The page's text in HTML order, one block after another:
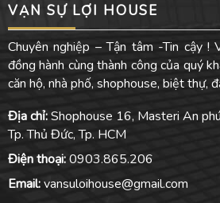
VẠN SỰ LỢI HOUSE
Chuyên nghiệp – Tận tâm -Tin cậy !
đồng hành cùng thành công của quý
căn hộ, nhà phố, shophouse, biệt thự,
Địa chỉ:Shophouse 16, Masteri An
Tp. Thủ Đức, Tp. HCM
Điện thoại:0903.865.206
Email:vansuloihouse@gmail.com